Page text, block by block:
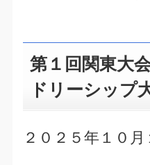
第１回関東大
ドリーシップ
２０２５年１０